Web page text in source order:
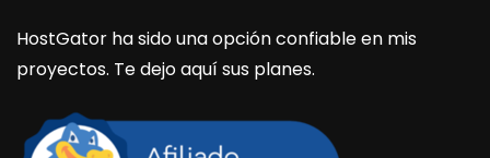
HostGator ha sido una opción confiable en mis
proyectos. Te dejo aquí sus planes.